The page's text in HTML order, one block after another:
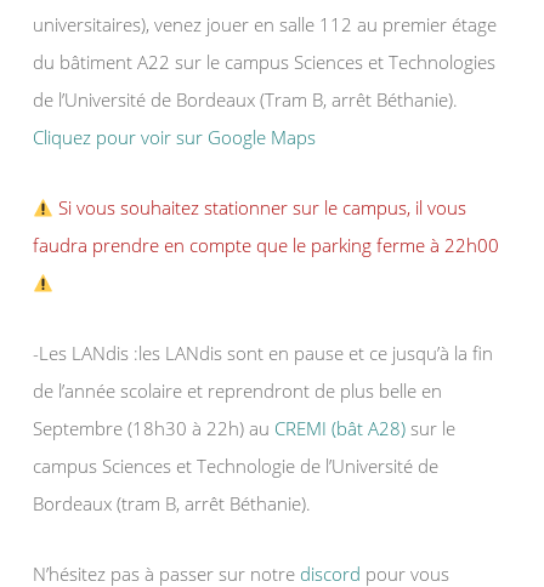
universitaires), venez jouer en salle 112 au premier étage
du bâtiment A22 sur le campus Sciences et Technologies
de l’Université de Bordeaux (Tram B, arrêt Béthanie).
Cliquez pour voir sur Google Maps
Si vous souhaitez stationner sur le campus, il vous
faudra prendre en compte que le parking ferme à 22h00
-Les LANdis :les LANdis sont en pause et ce jusqu’à la fin
de l’année scolaire et reprendront de plus belle en
Septembre (18h30 à 22h) au CREMI (bât A28) sur le
campus Sciences et Technologie de l’Université de
Bordeaux (tram B, arrêt Béthanie).
N’hésitez pas à passer sur notre discord pour vous